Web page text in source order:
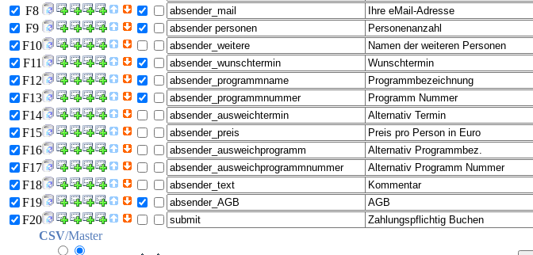
F8
F9
F10
F11
F12
F13
F14
F15
F16
F17
F18
F19
F20
CSV/Master